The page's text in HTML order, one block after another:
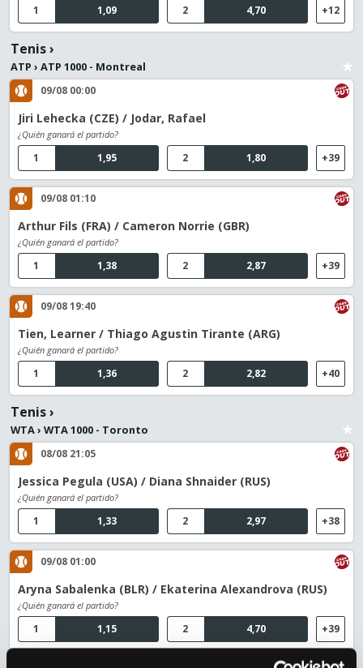
1,09
1 4,70
2 +12
Tenis›
ATP › ATP 1000 - Montreal
09/08 00:00
Jiri Lehecka (CZE) / Jodar, Rafael
¿Quién ganará el partido?
1,95
1 1,80
2 +39
09/08 01:10
Arthur Fils (FRA) / Cameron Norrie (GBR)
¿Quién ganará el partido?
1,38
1 2,87
2 +39
09/08 19:40
Tien, Learner / Thiago Agustin Tirante (ARG)
¿Quién ganará el partido?
1,36
1 2,82
2 +40
Tenis›
WTA› WTA 1000 - Toronto
08/08 21:05
Jessica Pegula (USA) / Diana Shnaider (RUS)
¿Quién ganará el partido?
1,33
1 2,97
2 +38
09/08 01:00
Aryna Sabalenka (BLR) / Ekaterina Alexandrova (RUS)
¿Quién ganará el partido?
1,15
1 4,70
2 +39